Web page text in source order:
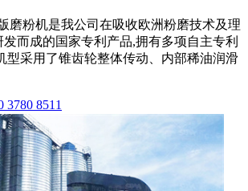
磨粉机是我公司在吸收欧洲粉磨技术及理
而成的国家专利产品,拥有多项自主专利
型采用了锥齿轮整体传动、内部稀油润滑
3780 8511